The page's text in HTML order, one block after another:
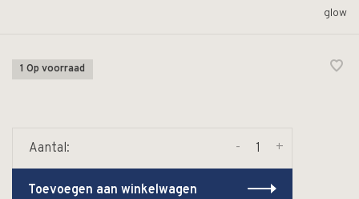
glow
1 Op voorraad
Aantal: +
-
Toevoegen aan winkelwagen